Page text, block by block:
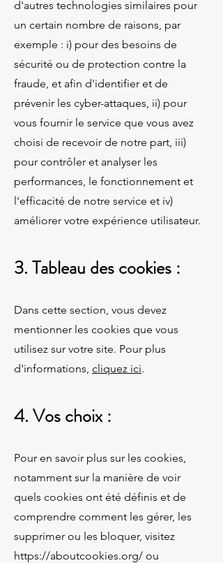
d'autres technologies similaires pour
un certain nombre de raisons, par
exemple : i) pour des besoins de
sécurité ou de protection contre la
fraude, et afin d'identifier et de
prévenir les cyber-attaques, ii) pour
vous fournir le service que vous avez
choisi de recevoir de notre part, iii)
pour contrôler et analyser les
performances, le fonctionnement et
l'efficacité de notre service et iv)
améliorer votre expérience utilisateur.
3. Tableau des cookies :
Dans cette section, vous devez
mentionner les cookies que vous
utilisez sur votre site. Pour plus
d'informations, cliquez ici.
4. Vos choix :
Pour en savoir plus sur les cookies,
notamment sur la manière de voir
quels cookies ont été définis et de
comprendre comment les gérer, les
supprimer ou les bloquer, visitez
https://aboutcookies.org/ ou